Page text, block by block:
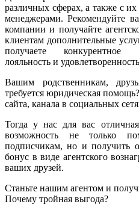
различных сферах, а также с
менеджерами. Рекомендуйте
компании и получайте
клиентам дополнительные
получаете конкурентное
лояльность и
Вашим родственникам,
требуется юридическая
сайта, канала в социальных
Тогда у нас для вас
возможность не только
подписчикам, но и получить
бонус в виде агентского
ваших друзей.
Станьте нашим агентом и
Почему тройная выгода?